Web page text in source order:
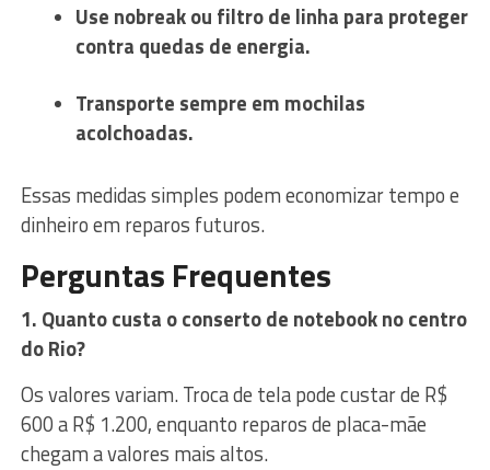
Use nobreak ou filtro de linha para proteger
contra quedas de energia.
Transporte sempre em mochilas
acolchoadas.
Essas medidas simples podem economizar tempo e
dinheiro em reparos futuros.
Perguntas Frequentes
1. Quanto custa o conserto de notebook no centro
do Rio?
Os valores variam. Troca de tela pode custar de R$
600 a R$ 1.200, enquanto reparos de placa-mãe
chegam a valores mais altos.